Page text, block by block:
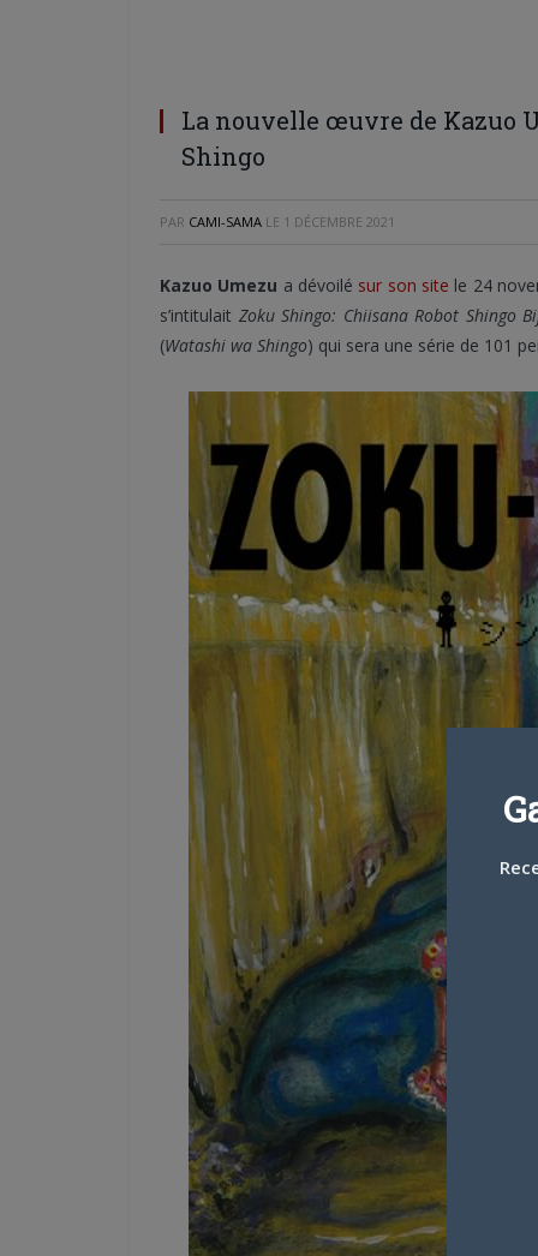
La nouvelle œuvre de Kazuo
Shingo
PAR CAMI-SAMA LE 1 DÉCEMBRE 2021
Kazuo Umezu a dévoilé sur son site le 24
s’intitulait Zoku Shingo: Chiisana Robot Shingo
(Watashi wa Shingo) qui sera une série de 101